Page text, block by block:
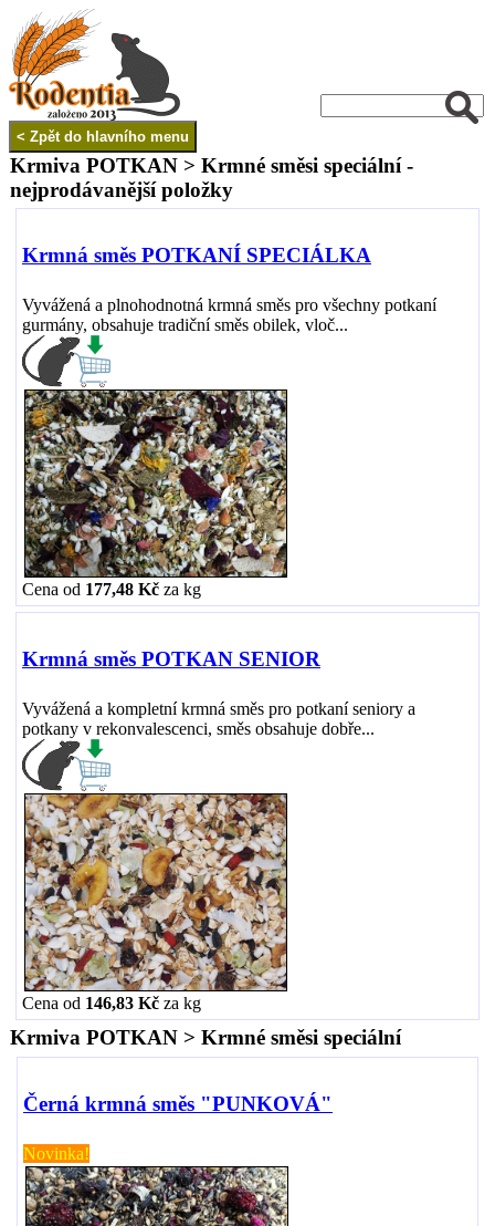
Krmiva POTKAN > Krmné směsi speciální -
nejprodávanější položky
Krmná směs POTKANÍ SPECIÁLKA
Vyvážená a plnohodnotná krmná směs pro všechny potkaní
gurmány, obsahuje tradiční směs obilek, vloč...
Cena od 177,48 Kč za kg
Krmná směs POTKAN SENIOR
Vyvážená a kompletní krmná směs pro potkaní seniory a
potkany v rekonvalescenci, směs obsahuje dobře...
Cena od 146,83 Kč za kg
Krmiva POTKAN > Krmné směsi speciální
Černá krmná směs "PUNKOVÁ"
Novinka!